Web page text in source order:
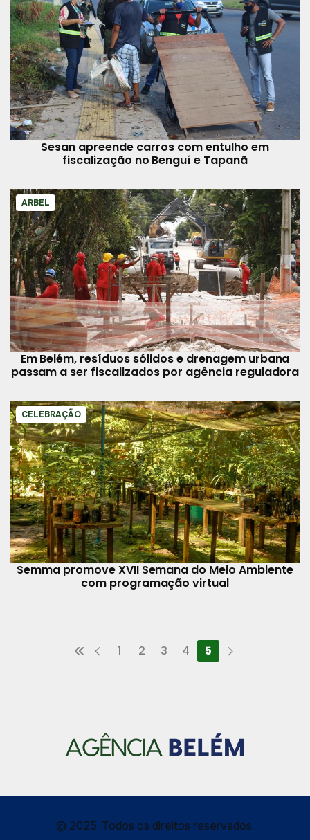
Sesan apreende carros com entulho em
fiscalização no Benguí e Tapanã
ARBEL
Em Belém, resíduos sólidos e drenagem urbana
passam a ser fiscalizados por agência reguladora
CELEBRAÇÃO
Semma promove XVII Semana do Meio Ambiente
com programação virtual
1 2 3 4 5
© 2025, Todos os direitos reservados.